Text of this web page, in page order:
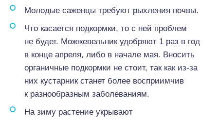
Молодые саженцы требуют рыхления почвы.
Что касается подкормки, то с ней проблем
не будет. Можжевельник удобряют 1 раз в год
в конце апреля, либо в начале мая. Вносить
органичные подкормки не стоит, так как из-за
них кустарник станет более восприимчив
к разнообразным заболеваниям.
На зиму растение укрывают